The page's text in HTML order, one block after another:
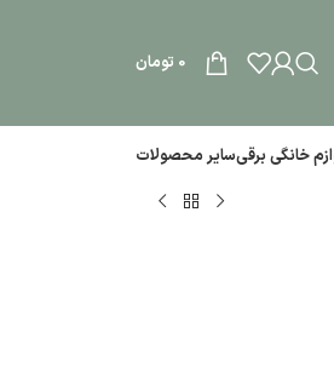
0 تومان
خانگی برقیسایر محصولات